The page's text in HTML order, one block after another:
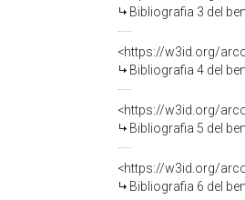
Bibliografia 3 del
<https://w3id.org/
Bibliografia 4 del
<https://w3id.org/
Bibliografia 5 del
<https://w3id.org/
Bibliografia 6 del